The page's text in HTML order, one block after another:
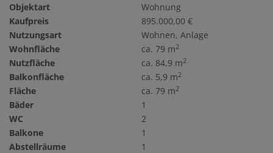
Objektart
Wohnung
Kaufpreis
895.000,00 €
Nutzungsart
Wohnen Anlage
Wohnfläche
ca. 79 m2
Nutzfläche ca. 84,9 m2
Balkonfläche ca. 5,9 m2
Fläche ca. 79 m2
Bäder
1
WC
2
Balkone
1
Abstellräume
1